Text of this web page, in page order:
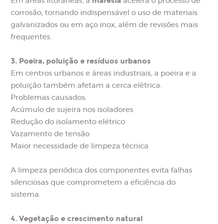
corrosão, tornando indispensável o uso de materiais
galvanizados ou em aço inox, além de revisões mais
frequentes.
3. Poeira, poluição e resíduos urbanos
Em centros urbanos e áreas industriais, a poeira e a
poluição também afetam a cerca elétrica.
Problemas causados:
Acúmulo de sujeira nos isoladores
Redução do isolamento elétrico
Vazamento de tensão
Maior necessidade de limpeza técnica
A limpeza periódica dos componentes evita falhas
silenciosas que comprometem a eficiência do
sistema.
4. Vegetação e crescimento natural